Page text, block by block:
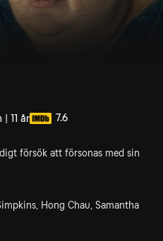
11 år 7.6
försök att försonas med sin
Hong Chau, Samantha